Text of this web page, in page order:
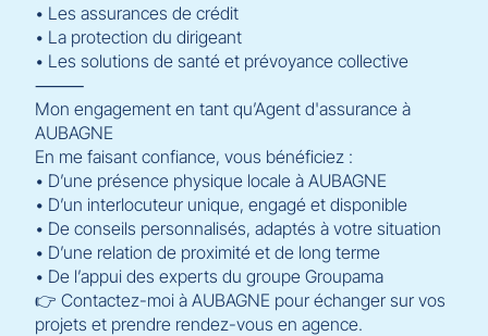
• Les assurances de crédit
• La protection du dirigeant
• Les solutions de santé et prévoyance collective
⸻
Mon engagement en tant qu’Agent d'assurance à
AUBAGNE
En me faisant confiance, vous bénéficiez :
• D’une présence physique locale à AUBAGNE
• D’un interlocuteur unique, engagé et disponible
• De conseils personnalisés, adaptés à votre situation
• D’une relation de proximité et de long terme
• De l’appui des experts du groupe Groupama
👉 Contactez-moi à AUBAGNE pour échanger sur vos
projets et prendre rendez-vous en agence.